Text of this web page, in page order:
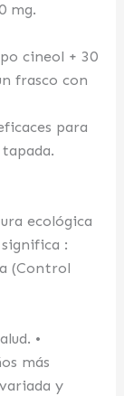
mg.
cineol + 30
frasco con
para
ecológica
:
(Control
•
más
y